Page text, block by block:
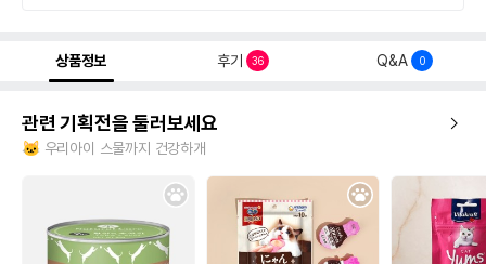
상품정보 후기 36 Q&A 0
관련 기획전을 둘러보세요
🐱 우리아이 스물까지 건강하개